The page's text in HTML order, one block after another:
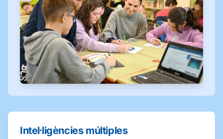
Intel·ligències múltiples